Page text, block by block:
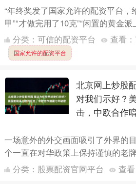
“年终奖发了国家允许的配资平台，
甲”“才做完用了10克”“闲置的黄金
近，黄金消费热度走高。“小克重”成
分类： 可信的配资平台 查看：
国家允许的配资平台
北京网上炒股
对我们示好？
击，中欧合作
一场意外的外交画面吸引了外界的
个一直在对华政策上保持谨慎的老
一时间对中国释放出积极信号。过
资网，这种....
分类： 股票配资官网平台 查看